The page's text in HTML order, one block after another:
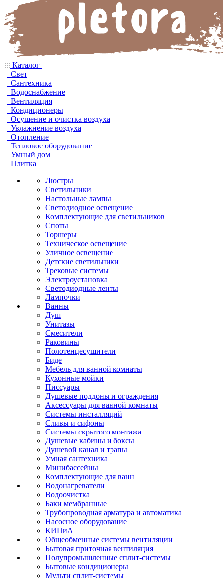
Каталог
Свет
Сантехника
Водоснабжение
Вентиляция
Кондиционеры
Осушение и очистка воздуха
Увлажнение воздуха
Отопление
Тепловое оборудование
Умный дом
Плитка
Люстры
Светильники
Настольные лампы
Светодиодное освещение
Комплектующие для светильников
Споты
Торшеры
Техническое освещение
Уличное освещение
Детские светильники
Трековые системы
Электроустановка
Светодиодные ленты
Лампочки
Ванны
Душ
Унитазы
Смесители
Раковины
Полотенцесушители
Биде
Мебель для ванной комнаты
Кухонные мойки
Писсуары
Душевые поддоны и ограждения
Аксессуары для ванной комнаты
Системы инсталляций
Сливы и сифоны
Системы скрытого монтажа
Душевые кабины и боксы
Душевой канал и трапы
Умная сантехника
Минибассейны
Комплектующие для ванн
Водонагреватели
Водоочистка
Баки мембранные
Трубопроводная арматура и автоматика
Насосное оборудование
КИПиА
Общеобменные системы вентиляции
Бытовая приточная вентиляция
Полупромышленные сплит-системы
Бытовые кондиционеры
Мульти сплит-системы